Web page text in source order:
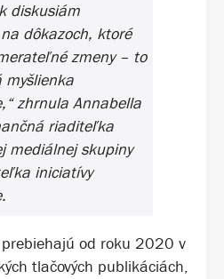
diskusiám
dôkazoch, ktoré
zmeny – to
myšlienka
zhrnula Annabella
riaditeľka
mediálnej skupiny
iniciatívy
od roku 2020 v
tlačových publikáciách,